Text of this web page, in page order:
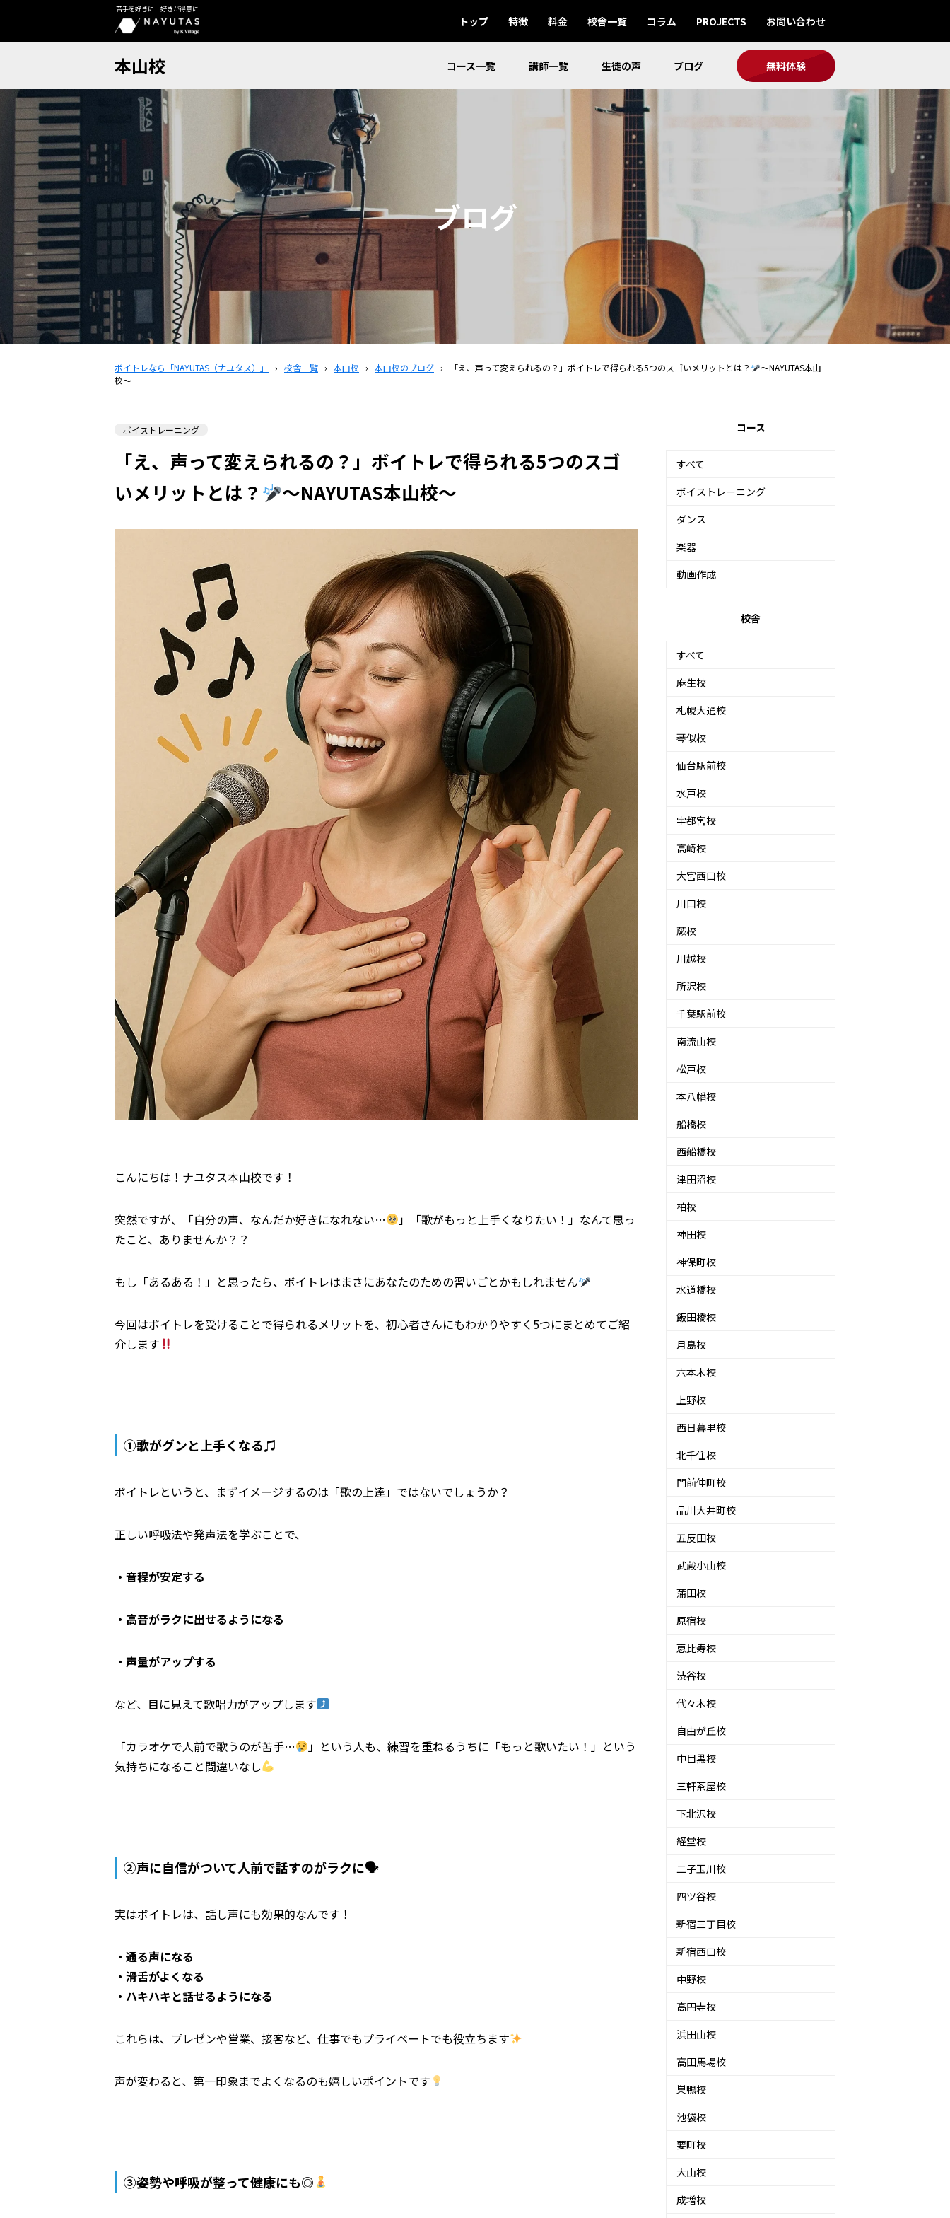
苦手を好きに 好きが得意に
トップ 特徴 料金 校舎一覧 コラム PROJECTS お問い合わせ
本山校 コース一覧 講師一覧 生徒の声 ブログ 無料体験
ブログ
ボイトレなら「NAYUTAS（ナユタス）」 › 校舎一覧 › 本山校 › 本山校のブログ › 「え、声って変えられるの？」ボイトレで得られる5つのスゴいメリットとは？
〜NAYUTAS本山
校〜
ボイストレーニング
「え、声って変えられるの？」ボイトレで得られる5つのスゴ
いメリットとは？
〜NAYUTAS本山校〜
こんにちは！ナユタス本山校です！
突然ですが、「自分の声、なんだか好きになれない…
」「歌がもっと上手くなりたい！」なんて思っ
たこと、ありませんか？？
もし「あるある！」と思ったら、ボイトレはまさにあなたのための習いごとかもしれません
今回はボイトレを受けることで得られるメリットを、初心者さんにもわかりやすく5つにまとめてご紹
介します
①歌がグンと上手くなる♫
ボイトレというと、まずイメージするのは「歌の上達」ではないでしょうか？
正しい呼吸法や発声法を学ぶことで、
・音程が安定する
・高音がラクに出せるようになる
・声量がアップする
など、 目に見えて歌唱力がアップします
「カラオケで人前で歌うのが苦手…
」という人も、練習を重ねるうちに「もっと歌いたい！」という
気持ちになること間違いなし
②声に自信がついて人前で話すのがラクに🗣
実はボイトレは、 話し声にも効果的なんです！
・通る声になる
・滑舌がよくなる
・ハキハキと話せるようになる
これらは、プレゼンや営業、接客など、仕事でもプライベートでも役立ちます
声が変わると、 第一印象までよくなるのも嬉しいポイントです
③姿勢や呼吸が整って健康にも◎
コース
すべて
ボイストレーニング
ダンス
楽器
動画作成
校舎
すべて
麻生校
札幌大通校
琴似校
仙台駅前校
水戸校
宇都宮校
高崎校
大宮西口校
川口校
蕨校
川越校
所沢校
千葉駅前校
南流山校
松戸校
本八幡校
船橋校
西船橋校
津田沼校
柏校
神田校
神保町校
水道橋校
飯田橋校
月島校
六本木校
上野校
西日暮里校
北千住校
門前仲町校
品川大井町校
五反田校
武蔵小山校
蒲田校
原宿校
恵比寿校
渋谷校
代々木校
自由が丘校
中目黒校
三軒茶屋校
下北沢校
経堂校
二子玉川校
四ツ谷校
新宿三丁目校
新宿西口校
中野校
高円寺校
浜田山校
高田馬場校
巣鴨校
池袋校
要町校
大山校
成増校